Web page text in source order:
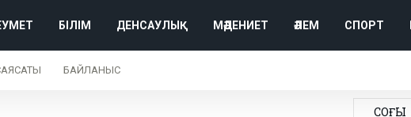
БІЛІМ ДЕНСАУЛЫҚ МӘДЕНИЕТ ӘЛЕМ СПОРТ
БАЙЛАНЫС
СОҢҒЫ